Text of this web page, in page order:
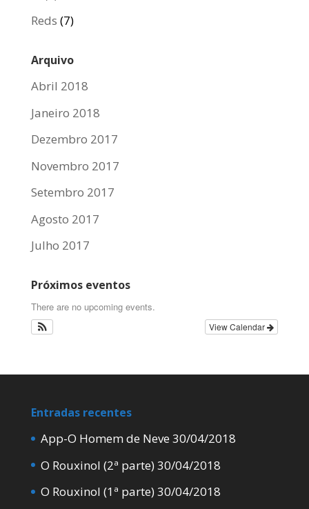
Reds (7)
Arquivo
Abril 2018
Janeiro 2018
Dezembro 2017
Novembro 2017
Setembro 2017
Agosto 2017
Julho 2017
Próximos eventos
There are no upcoming events.
View Calendar
Entradas recentes
App-O Homem de Neve 30/04/2018
O Rouxinol (2ª parte)30/04/2018
O Rouxinol (1ª parte)30/04/2018